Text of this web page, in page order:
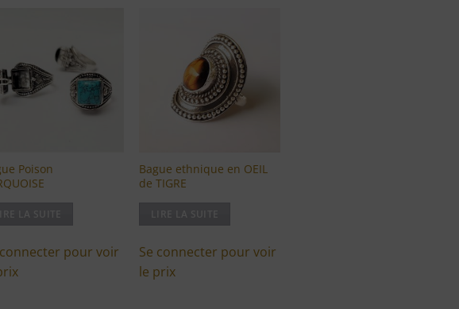
à ma
liste
d'envies
Poison
pour voir
Ajouter
à ma
liste
d'envies
Bague ethnique en OEIL
de TIGRE
Se connecter pour voir
le prix